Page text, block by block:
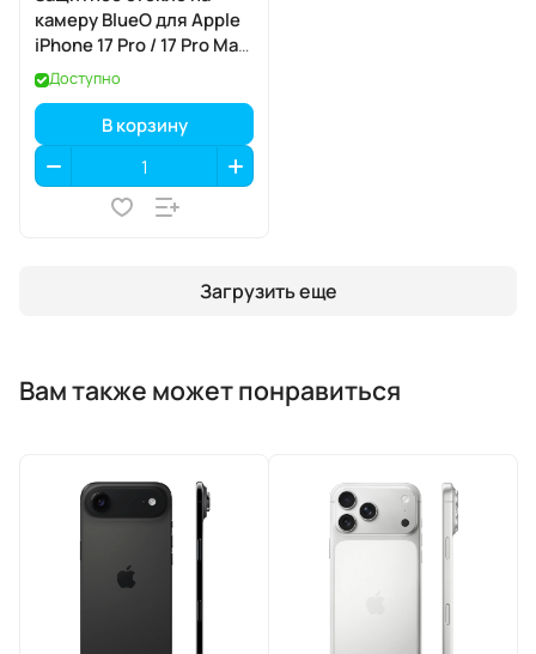
камеру BlueO для Apple
iPhone 17 Pro / 17 Pro Max,
Acrylic Frame, 3 шт., Clear
(прозрачный), с
аппликатором
Доступно
В корзину
Загрузить еще
Вам также может понравиться